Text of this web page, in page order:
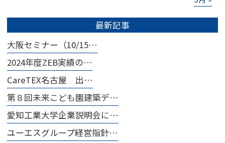
最新記事
大阪セミナー（10/15…
2024年度ZEB実績の…
CareTEX名古屋 出…
第８回未来こども園建築デ…
愛知工業大学企業説明会に…
ユーエスグループ経営指針…